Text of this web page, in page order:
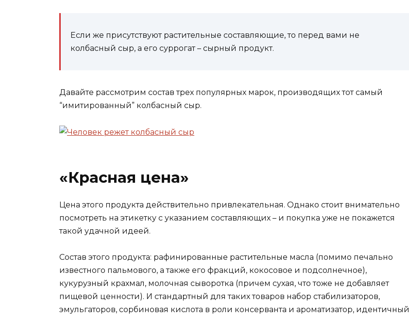
Если же присутствуют растительные составляющие, то перед вами не
колбасный сыр, а его суррогат – сырный продукт.
Давайте рассмотрим состав трех популярных марок, производящих тот самый
“имитированный” колбасный сыр.
«Красная цена»
Цена этого продукта действительно привлекательная. Однако стоит внимательно
посмотреть на этикетку с указанием составляющих – и покупка уже не покажется
такой удачной идеей.
Состав этого продукта: рафинированные растительные масла (помимо печально
известного пальмового, а также его фракций, кокосовое и подсолнечное),
кукурузный крахмал, молочная сыворотка (причем сухая, что тоже не добавляет
пищевой ценности). И стандартный для таких товаров набор стабилизаторов,
эмульгаторов, сорбиновая кислота в роли консерванта и ароматизатор, идентичный